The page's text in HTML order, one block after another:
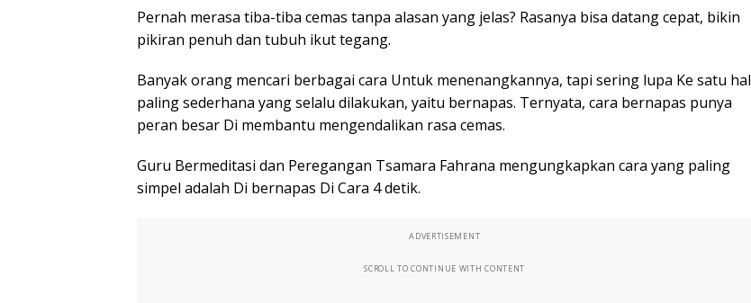
Pernah merasa tiba-tiba cemas tanpa alasan yang jelas? Rasanya bisa datang cepat, bikin
pikiran penuh dan tubuh ikut tegang.
Banyak orang mencari berbagai cara Untuk menenangkannya, tapi sering lupa Ke satu hal
paling sederhana yang selalu dilakukan, yaitu bernapas. Ternyata, cara bernapas punya
peran besar Di membantu mengendalikan rasa cemas.
Guru Bermeditasi dan Peregangan Tsamara Fahrana mengungkapkan cara yang paling
simpel adalah Di bernapas Di Cara 4 detik.
ADVERTISEMENT
SCROLL TO CONTINUE WITH CONTENT